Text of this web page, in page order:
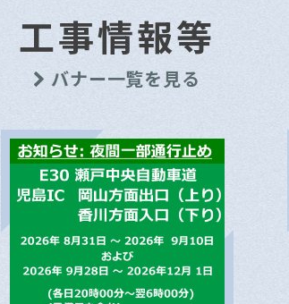
工事情報等
バナー一覧を見る